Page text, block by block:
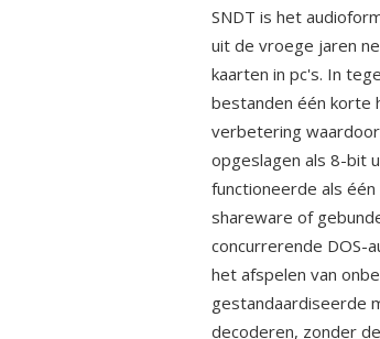
SNDT is het
uit de vroege jaren
kaarten in pc's. In
bestanden één korte
verbetering
opgeslagen als 8-bit
functioneerde als
shareware of
concurrerende DOS-
het afspelen van
gestandaardiseerde
decoderen, zonder